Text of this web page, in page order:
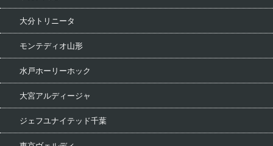
大分トリニータ
モンテディオ山形
水戸ホーリーホック
大宮アルディージャ
ジェフユナイテッド千葉